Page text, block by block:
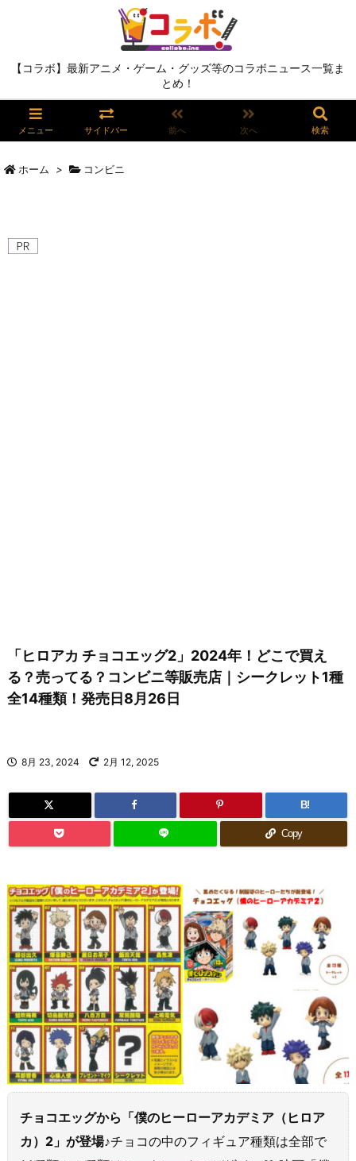
【コラボ】最新アニメ・ゲーム・グッズ等のコラボニュース一覧ま
とめ！
メニュー サイドバー 前へ 次へ 検索
ホーム > コンビニ
「ヒロアカ チョコエッグ2」2024年！どこで買え
る？売ってる？コンビニ等販売店｜シークレット1種
全14種類！発売日8月26日
8月 23, 2024 2月 12, 2025
B!
Copy
チョコエッグから「僕のヒーローアカデミア（ヒロア
カ）2」が登場♪チョコの中のフィギュア種類は全部で